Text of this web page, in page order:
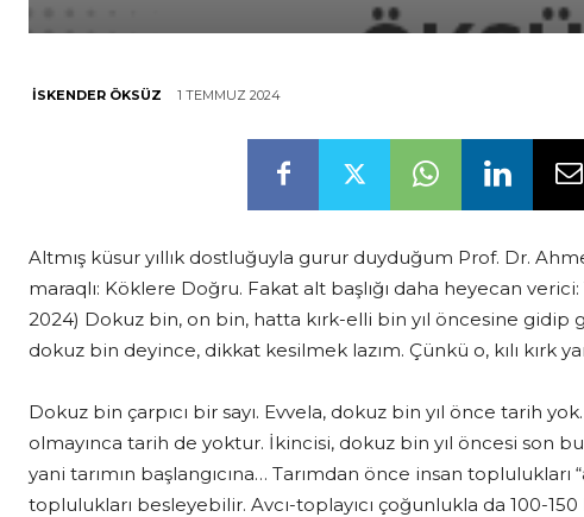
İSKENDER ÖKSÜZ 1 TEMMUZ 2024
Altmış küsur yıllık dostluğuyla gurur duyduğum Prof. Dr.
maraqlı: Köklere Doğru. Fakat alt başlığı daha heyecan
2024) Dokuz bin, on bin, hatta kırk-elli bin yıl öncesine
dokuz bin deyince, dikkat kesilmek lazım. Çünkü o, kılı kırk
Dokuz bin çarpıcı bir sayı. Evvela, dokuz bin yıl önce tarih
olmayınca tarih de yoktur. İkincisi, dokuz bin yıl öncesi son
yani tarımın başlangıcına… Tarımdan önce insan toplulukları
toplulukları besleyebilir. Avcı-toplayıcı çoğunlukla da 100-